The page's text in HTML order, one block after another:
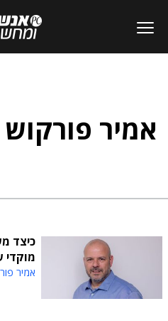
אמיר פורקוש
כיצד
מוקדי
אמיר